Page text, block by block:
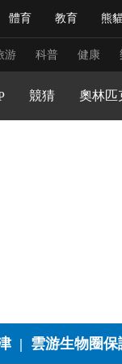
體育 教育 熊
妙語 熱解讀 天
持人 下載央視影音
游 科普 健康
會 CBA NBA
體育江湖 文化體育
競猜 奧林匹
大咖陪你看
| 雲游生物圈保